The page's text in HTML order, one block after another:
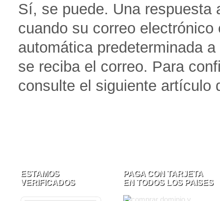
Sí, se puede. Una respuesta
cuando su correo
automática predeterminada
se reciba el correo. Para
consulte el siguiente artículo
ESTAMOS
VERIFICADOS
PAGA CON TARJETA
EN TODOS LOS PAISES